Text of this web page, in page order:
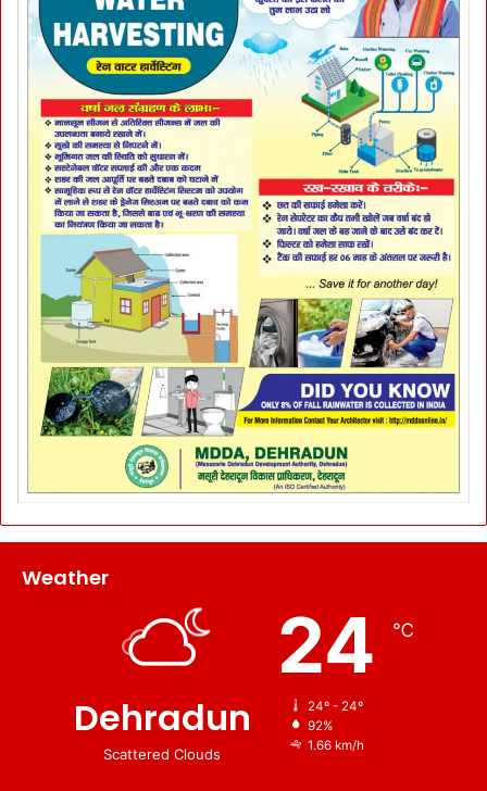
Weather
Dehradun
Scattered Clouds
24 ℃
24º - 24º
92%
1.66 km/h